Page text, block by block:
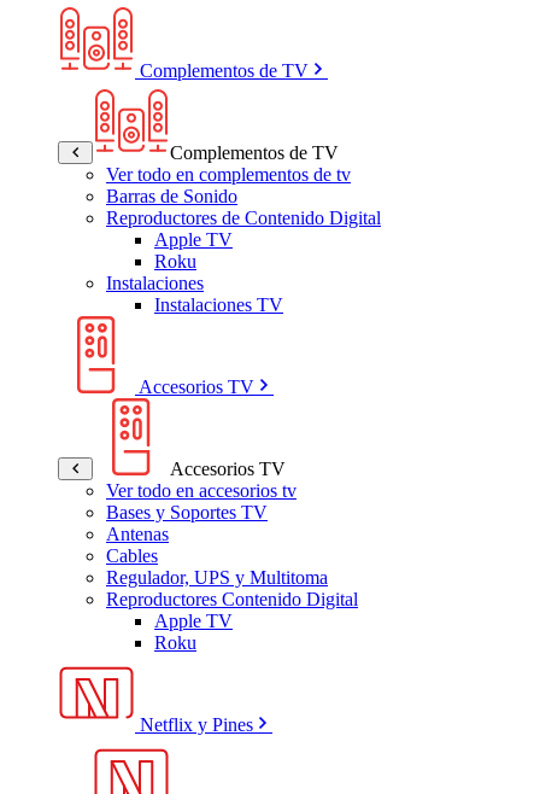
Complementos de TV
Complementos de TV
Ver todo en complementos de tv
Barras de Sonido
Reproductores de Contenido Digital
Apple TV
Roku
Instalaciones
Instalaciones TV
Accesorios TV
Accesorios TV
Ver todo en accesorios tv
Bases y Soportes TV
Antenas
Cables
Regulador, UPS y Multitoma
Reproductores Contenido Digital
Apple TV
Roku
Netflix y Pines